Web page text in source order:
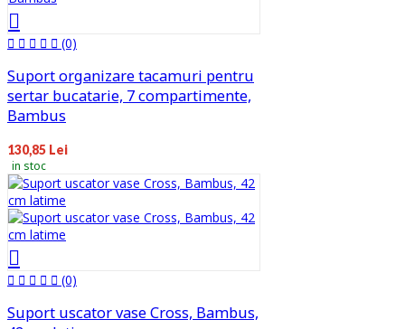
(0)
Suport organizare tacamuri pentru
sertar bucatarie, 7 compartimente,
Bambus
130,85 Lei
in stoc
(0)
Suport uscator vase Cross, Bambus,